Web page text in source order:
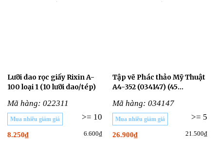
Lưỡi dao rọc giấy Rixin A-
100 loại 1 (10 lưỡi dao/tép)
Mã hàng: 022311
>= 10
Mua nhiều giảm giá
8.250₫ 6.600₫
Tập vẽ Phác thảo Mỹ Thuật
A4-352 (034147) (45
Mã hàng: 034147
>= 5
Mua nhiều giảm giá
26.900₫ 21.500₫